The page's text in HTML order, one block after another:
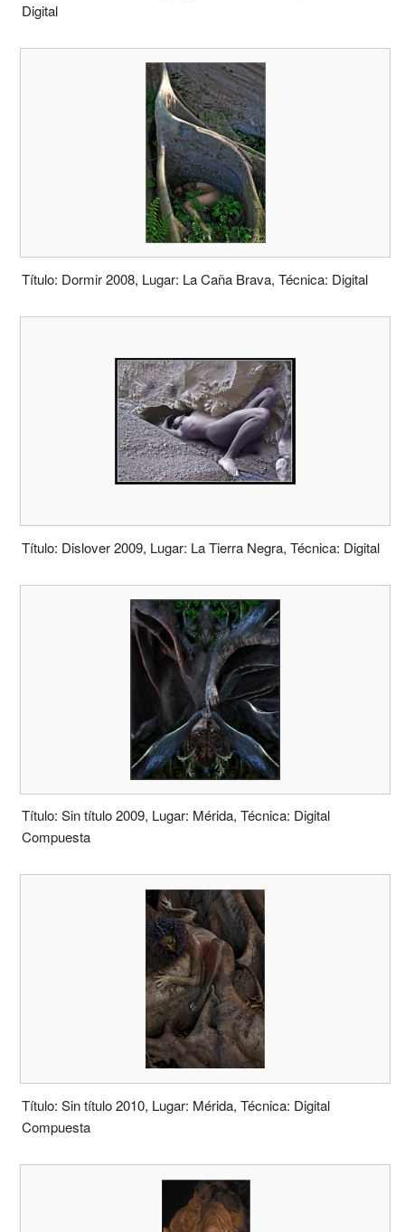
Digital
Título: Dormir 2008, Lugar: La Caña Brava, Técnica: Digital
Título: Dislover 2009, Lugar: La Tierra Negra, Técnica: Digital
Título: Sin título 2009, Lugar: Mérida, Técnica: Digital
Compuesta
Título: Sin título 2010, Lugar: Mérida, Técnica: Digital
Compuesta